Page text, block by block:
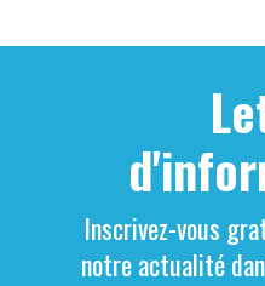
Inscrivez-vous
notre actualité